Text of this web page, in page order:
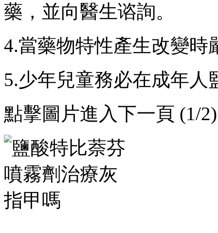
藥 ，並向醫生谘詢。
4.當藥物特性產生改變時嚴
5.少年兒童務必在成年人監
點擊圖片進入下一頁 (1/2)